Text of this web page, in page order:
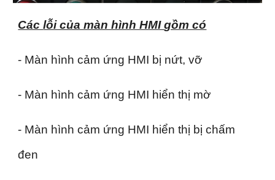
Cáclỗi của màn hình HMIgồm có
- Màn hình cảm ứng HMI bị nứt, vỡ
- Màn hình cảm ứng HMI hiển thị mờ
- Màn hình cảm ứng HMI hiển thị bị chấm
đen